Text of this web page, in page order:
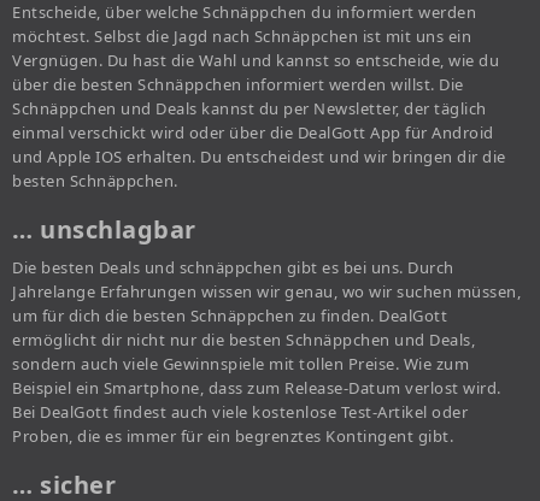
Entscheide, über welche Schnäppchen du informiert werden
möchtest. Selbst die Jagd nach Schnäppchen ist mit uns ein
Vergnügen. Du hast die Wahl und kannst so entscheide, wie du
über die besten Schnäppchen informiert werden willst. Die
Schnäppchen und Deals kannst du per Newsletter, der täglich
einmal verschickt wird oder über die DealGott App für Android
und Apple IOS erhalten. Du entscheidest und wir bringen dir die
besten Schnäppchen.
… unschlagbar
Die besten Deals und schnäppchen gibt es bei uns. Durch
Jahrelange Erfahrungen wissen wir genau, wo wir suchen müssen,
um für dich die besten Schnäppchen zu finden. DealGott
ermöglicht dir nicht nur die besten Schnäppchen und Deals,
sondern auch viele Gewinnspiele mit tollen Preise. Wie zum
Beispiel ein Smartphone, dass zum Release-Datum verlost wird.
Bei DealGott findest auch viele kostenlose Test-Artikel oder
Proben, die es immer für ein begrenztes Kontingent gibt.
… sicher